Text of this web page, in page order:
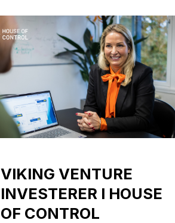
VIKING VENTURE
INVESTERER I HOUSE
OF CONTROL